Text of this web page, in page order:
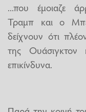
...που έμοιαζε
Τραμπ και ο
δείχνουν ότι
της Ουάσιγκτον
επικίνδυνα.